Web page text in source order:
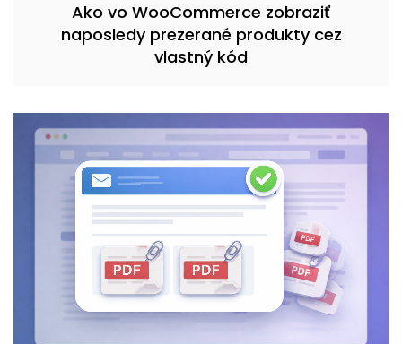
Ako vo WooCommerce zobraziť
naposledy prezerané produkty cez
vlastný kód